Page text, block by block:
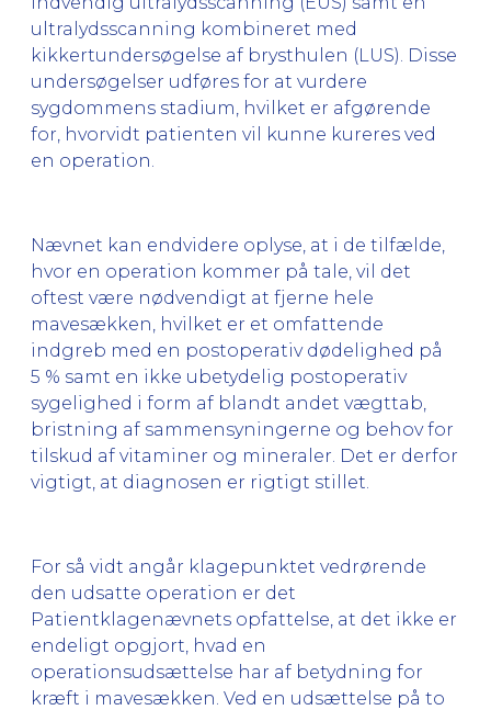
ultralydsscanning kombineret med
kikkertundersøgelse af brysthulen (LUS). Disse
undersøgelser udføres for at vurdere
sygdommens stadium, hvilket er afgørende
for, hvorvidt patienten vil kunne kureres ved
en operation.
Nævnet kan endvidere oplyse, at i de tilfælde,
hvor en operation kommer på tale, vil det
oftest være nødvendigt at fjerne hele
mavesækken, hvilket er et omfattende
indgreb med en postoperativ dødelighed på
5 % samt en ikke ubetydelig postoperativ
sygelighed i form af blandt andet vægttab,
bristning af sammensyningerne og behov for
tilskud af vitaminer og mineraler. Det er derfor
vigtigt, at diagnosen er rigtigt stillet.
For så vidt angår klagepunktet vedrørende
den udsatte operation er det
Patientklagenævnets opfattelse, at det ikke er
endeligt opgjort, hvad en
operationsudsættelse har af betydning for
kræft i mavesækken. Ved en udsættelse på to